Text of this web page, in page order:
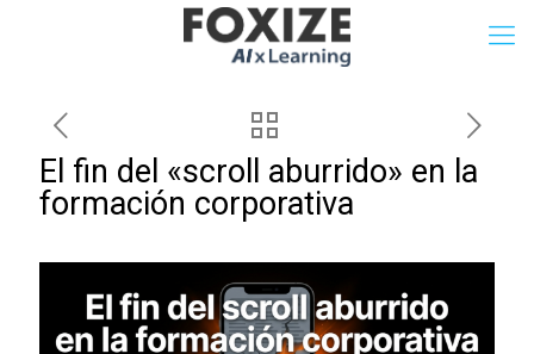
El fin del «scroll aburrido» en la
formación corporativa